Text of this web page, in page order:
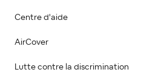
Centre d'aide
AirCover
Lutte contre la discrimination